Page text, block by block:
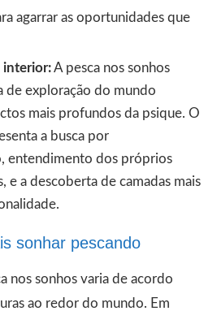
agarrar as oportunidades que
interior:A pesca nos sonhos
de exploração do mundo
mais profundos da psique. O
a busca por
entendimento dos próprios
e a descoberta de camadas mais
sonhar pescando
nos sonhos varia de acordo
ao redor do mundo. Em